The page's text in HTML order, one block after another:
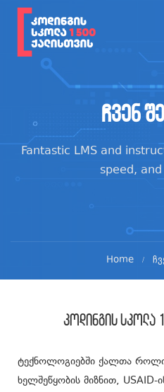
ჩვენ
Fantastic LMS and
speed,
Home
კოდინგის სკოლა
ტექნოლოგიებში ქალთა
ხელშეწყობის მიზნით, USAID-